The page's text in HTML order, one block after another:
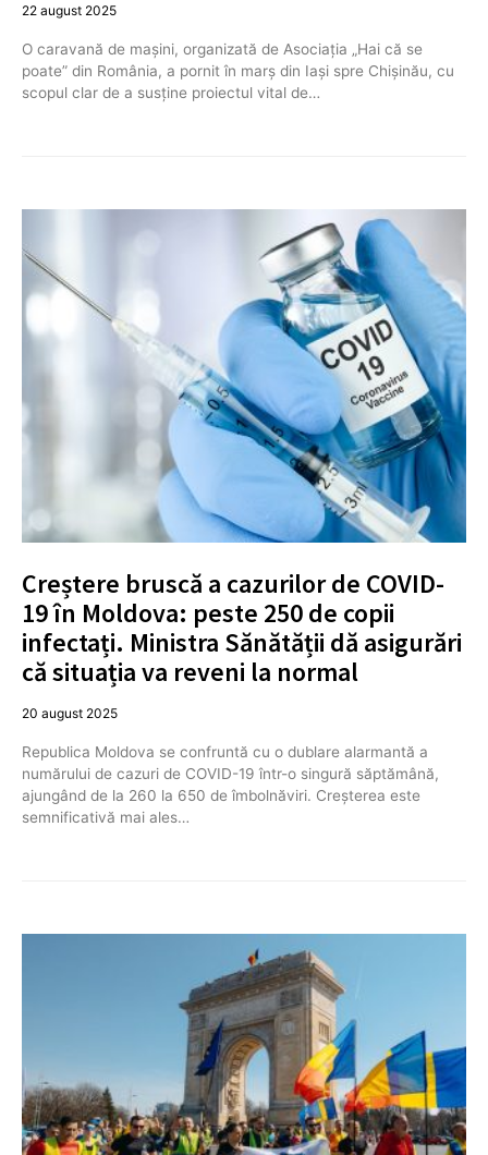
22 august 2025
O caravană de mașini, organizată de Asociația „Hai că se
poate” din România, a pornit în marș din Iași spre Chișinău, cu
scopul clar de a susține proiectul vital de…
Creștere bruscă a cazurilor de COVID-
19 în Moldova: peste 250 de copii
infectați. Ministra Sănătății dă asigurări
că situația va reveni la normal
20 august 2025
Republica Moldova se confruntă cu o dublare alarmantă a
numărului de cazuri de COVID-19 într-o singură săptămână,
ajungând de la 260 la 650 de îmbolnăviri. Creșterea este
semnificativă mai ales…